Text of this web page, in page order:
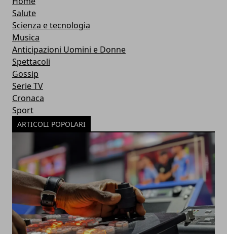
Salute
Scienza e tecnologia
Musica
Anticipazioni Uomini e Donne
Spettacoli
Gossip
Serie TV
Cronaca
Sport
ARTICOLI POPOLARI